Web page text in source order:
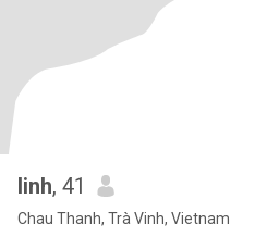
linh, 41
Chau Thanh, Trà Vinh, Vietnam